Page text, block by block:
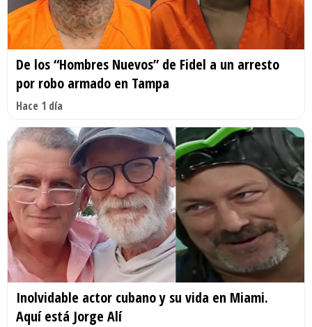
De los “Hombres Nuevos” de Fidel a un arresto
por robo armado en Tampa
Hace 1 día
Inolvidable actor cubano y su vida en Miami.
Aquí está Jorge Alí